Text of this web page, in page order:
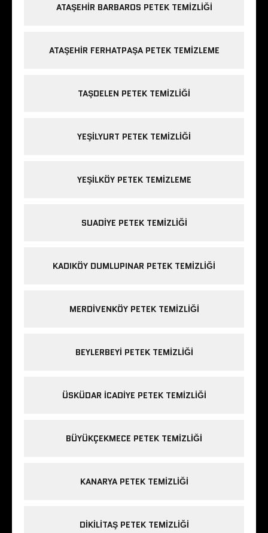
ATAŞEHIR BARBAROS PETEK TEMIZLIĞI
ATAŞEHIR FERHATPAŞA PETEK TEMIZLEME
TAŞDELEN PETEK TEMIZLIĞI
YEŞILYURT PETEK TEMIZLIĞI
YEŞILKÖY PETEK TEMIZLEME
SUADIYE PETEK TEMIZLIĞI
KADIKÖY DUMLUPINAR PETEK TEMIZLIĞI
MERDIVENKÖY PETEK TEMIZLIĞI
BEYLERBEYI PETEK TEMIZLIĞI
ÜSKÜDAR ICADIYE PETEK TEMIZLIĞI
BÜYÜKÇEKMECE PETEK TEMIZLIĞI
KANARYA PETEK TEMIZLIĞI
DIKILITAŞ PETEK TEMIZLIĞI